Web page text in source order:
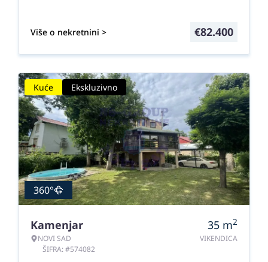
Više o nekretnini > €82.400
Kuće Ekskluzivno
360°
Kamenjar
NOVI SAD
ŠIFRA: #574082
35 m2
VIKENDICA